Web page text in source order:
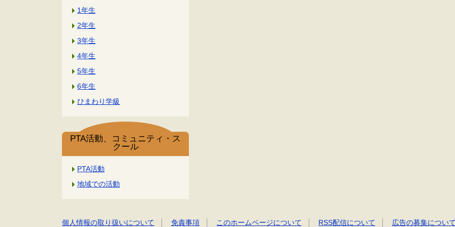
1年生
2年生
3年生
4年生
5年生
6年生
ひまわり学級
PTA活動、コミュニティ・ス
クール
PTA活動
地域での活動
個人情報の取り扱いについて 免責事項 このホームページについて RSS配信について 広告の募集につい